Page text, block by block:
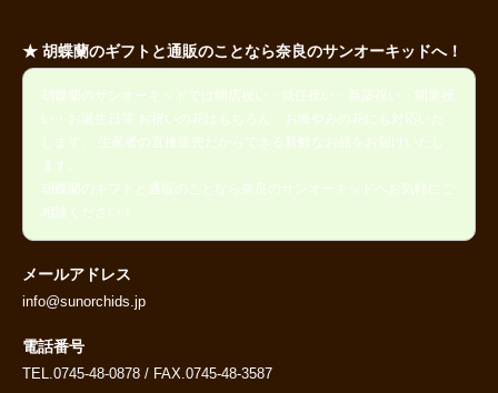
★ 胡蝶蘭のギフトと通販のことなら奈良のサンオーキッドへ！
胡蝶蘭のサンオーキッドでは開店祝い・就任祝い・新築祝い・開業祝
い・お誕生日等 お祝いの花はもちろん、お悔やみの花にも対応いた
します。 生産者の直接販売だからできる新鮮なお品をお届けいたし
ます。
胡蝶蘭のギフトと通販のことなら奈良のサンオーキッドへお気軽にご
相談ください！
メールアドレス
info@sunorchids.jp
電話番号
TEL.0745-48-0878 / FAX.0745-48-3587